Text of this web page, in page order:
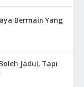
Bermain Yang
Jadul, Tapi